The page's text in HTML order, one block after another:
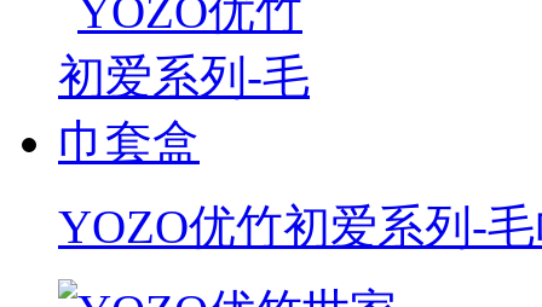
YOZO优竹初爱系列-